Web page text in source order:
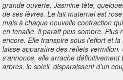
grande ouverte, Jasmine tète,
de ses lèvres. Le lait maternel est
mais à chaque nouvelle contraction
en tenaille, il paraît plus sombre. Plus
encore. Elle transpire sous l'effort et
laisse apparaître des reflets
s'annonce, elle arrache
arbres, le soleil, disparaissent d'un